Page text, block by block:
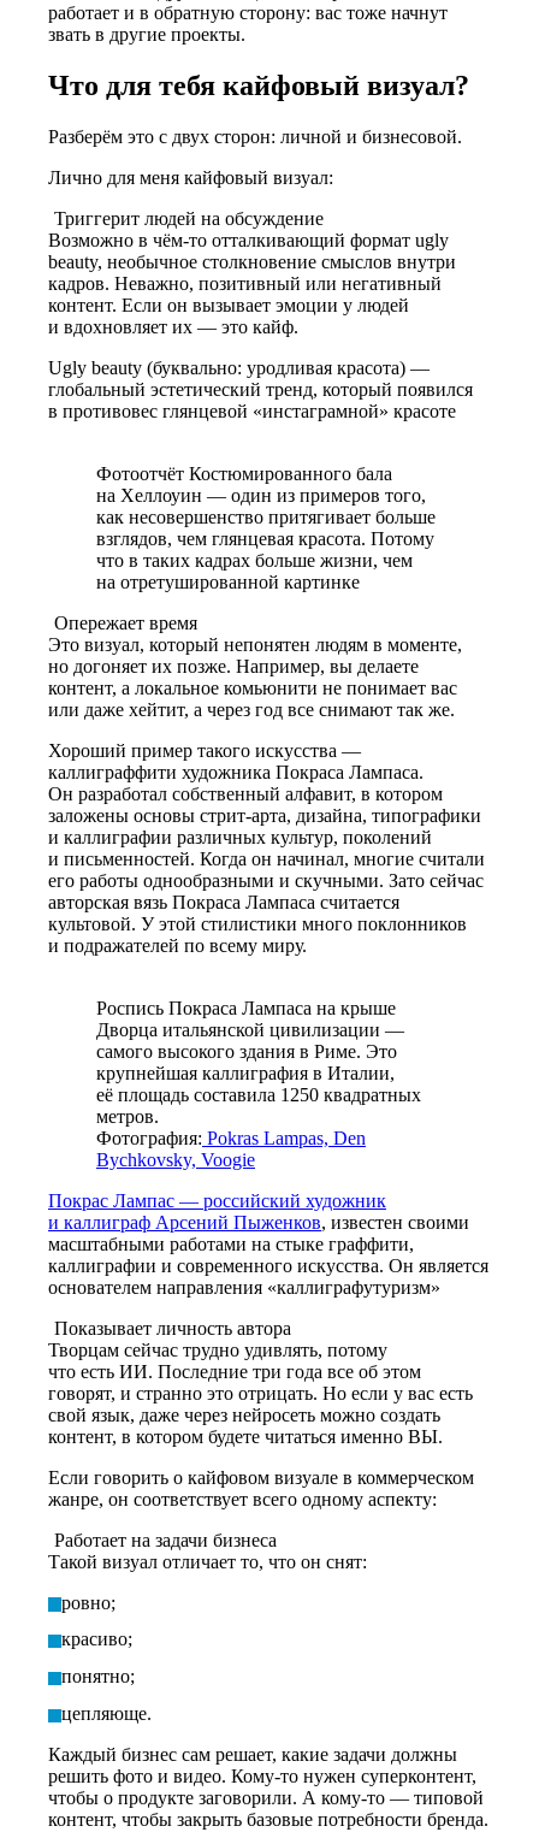
работает и в обратную сторону: вас тоже начнут
звать в другие проекты.
Что для тебя кайфовый визуал?
Разберём это с двух сторон: личной и бизнесовой.
Лично для меня кайфовый визуал:
Триггерит людей на обсуждение
Возможно в чём-то отталкивающий формат ugly
beauty, необычное столкновение смыслов внутри
кадров. Неважно, позитивный или негативный
контент. Если он вызывает эмоции у людей
и вдохновляет их — это кайф.
Ugly beauty (буквально: уродливая красота) —
глобальный эстетический тренд, который появился
в противовес глянцевой «инстаграмной» красоте
Фотоотчёт Костюмированного бала
на Хеллоуин — один из примеров того,
как несовершенство притягивает больше
взглядов, чем глянцевая красота. Потому
что в таких кадрах больше жизни, чем
на отретушированной картинке
Опережает время
Это визуал, который непонятен людям в моменте,
но догоняет их позже. Например, вы делаете
контент, а локальное комьюнити не понимает вас
или даже хейтит, а через год все снимают так же.
Хороший пример такого искусства —
каллиграффити художника Покраса Лампаса.
Он разработал собственный алфавит, в котором
заложены основы стрит-арта, дизайна, типографики
и каллиграфии различных культур, поколений
и письменностей. Когда он начинал, многие считали
его работы однообразными и скучными. Зато сейчас
авторская вязь Покраса Лампаса считается
культовой. У этой стилистики много поклонников
и подражателей по всему миру.
Роспись Покраса Лампаса на крыше
Дворца итальянской цивилизации —
самого высокого здания в Риме. Это
крупнейшая каллиграфия в Италии,
её площадь составила 1250 квадратных
метров.
Фотография: Pokras Lampas, Den
Bychkovsky, Voogie
Покрас Лампас — российский художник
и каллиграф Арсений Пыженков, известен своими
масштабными работами на стыке граффити,
каллиграфии и современного искусства. Он является
основателем направления «каллиграфутуризм»
Показывает личность автора
Творцам сейчас трудно удивлять, потому
что есть ИИ. Последние три года все об этом
говорят, и странно это отрицать. Но если у вас есть
свой язык, даже через нейросеть можно создать
контент, в котором будете читаться именно ВЫ.
Если говорить о кайфовом визуале в коммерческом
жанре, он соответствует всего одному аспекту:
Работает на задачи бизнеса
Такой визуал отличает то, что он снят:
ровно;
красиво;
понятно;
цепляюще.
Каждый бизнес сам решает, какие задачи должны
решить фото и видео. Кому-то нужен суперконтент,
чтобы о продукте заговорили. А кому-то — типовой
контент, чтобы закрыть базовые потребности бренда.